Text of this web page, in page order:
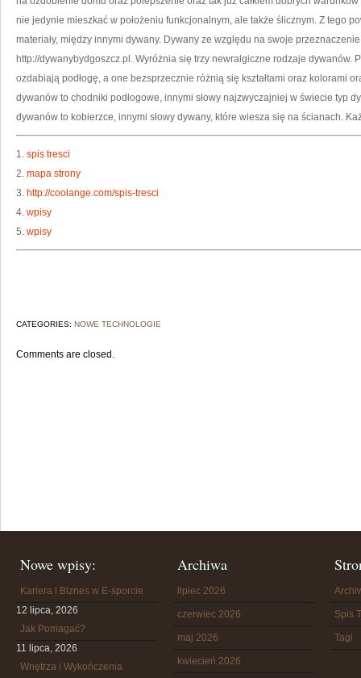
nie jedynie mieszkać w położeniu funkcjonalnym, ale także ślicznym. Z tego
materiały, między innymi dywany. Dywany ze względu na swoje
http://dywanybydgoszcz.pl. Wyróżnia się trzy newralgiczne rodzaje dywanów.
ozdabiają podłogę, a one bezsprzecznie różnią się kształtami oraz kolorami
dywanów to chodniki podłogowe, innymi słowy najzwyczajniej w świecie typ
dywanów to kobierzce, innymi słowy dywany, które wiesza się na ścianach.
1. spis tresci
2. mapa strony
3. http://coolange.com/spis-tresci
4. wpisy
5. wpisy
CATEGORIES: NOWE TECHNOLOGIE
Comments are closed.
Nowe wpisy:
Kariera i Biznes w E-sporcie
12 lipca, 2026
Jak Pomagać?
11 lipca, 2026
Wnętrza i Wykończenia
Archiwa
lipiec 2026
czerwiec 2026
maj 2026
kwiecień 2026
Spis
Tagi